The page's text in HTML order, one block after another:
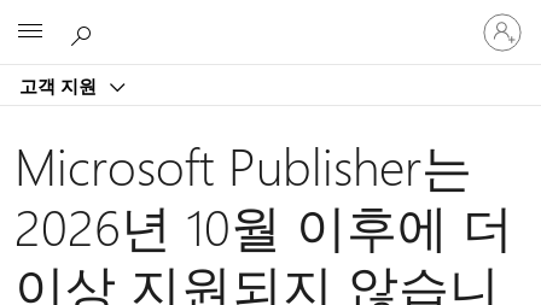
고객 지원
귀
하
계
Microsoft Publisher는
2026년 10월 이후에 더
이상 지원되지 않습니